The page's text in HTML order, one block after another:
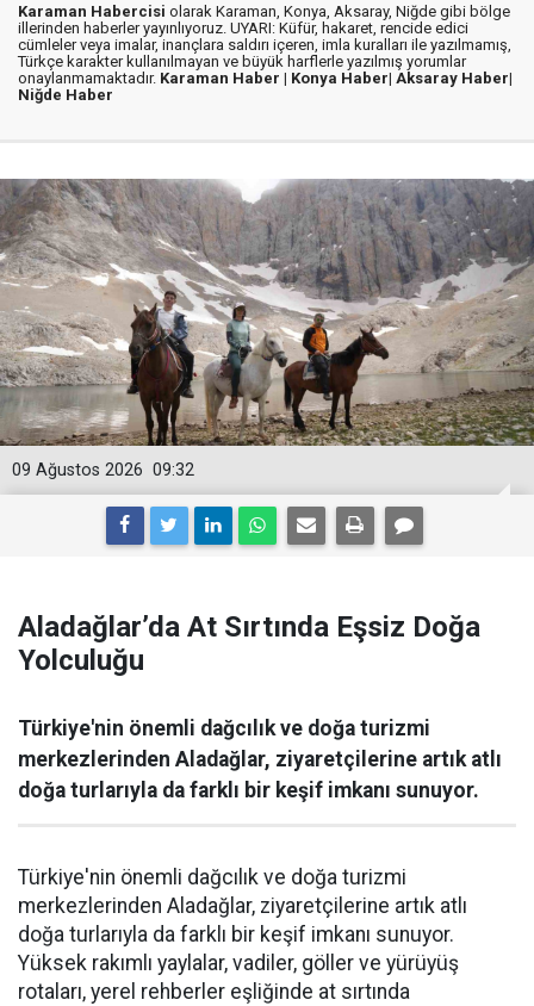
Karaman Habercisi olarak Karaman, Konya, Aksaray, Niğde gibi bölge
illerinden haberler yayınlıyoruz. UYARI: Küfür, hakaret, rencide edici
cümleler veya imalar, inançlara saldırı içeren, imla kuralları ile yazılmamış,
Türkçe karakter kullanılmayan ve büyük harflerle yazılmış yorumlar
onaylanmamaktadır. Karaman Haber | Konya Haber| Aksaray Haber|
Niğde Haber
09:32
09 Ağustos 2026
Aladağlar’da At Sırtında Eşsiz Doğa
Yolculuğu
Türkiye'nin önemli dağcılık ve doğa turizmi
merkezlerinden Aladağlar, ziyaretçilerine artık atlı
doğa turlarıyla da farklı bir keşif imkanı sunuyor.
Türkiye'nin önemli dağcılık ve doğa turizmi
merkezlerinden Aladağlar, ziyaretçilerine artık atlı
doğa turlarıyla da farklı bir keşif imkanı sunuyor.
Yüksek rakımlı yaylalar, vadiler, göller ve yürüyüş
rotaları, yerel rehberler eşliğinde at sırtında